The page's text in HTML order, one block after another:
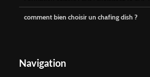
comment bien choisir un chafing dish ?
Navigation